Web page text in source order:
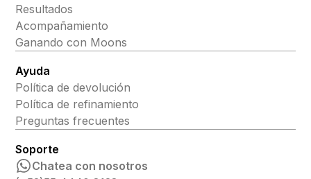
Resultados
Acompañamiento
Ganando con Moons
Ayuda
Política de devolución
Política de refinamiento
Preguntas frecuentes
Soporte
Chatea con nosotros